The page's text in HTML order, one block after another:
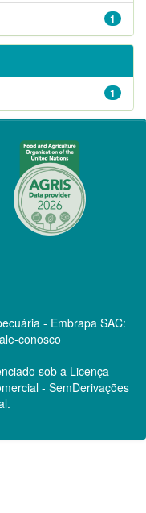
1
1
- Embrapa SAC:
conosco
sob a Licença
- SemDerivações